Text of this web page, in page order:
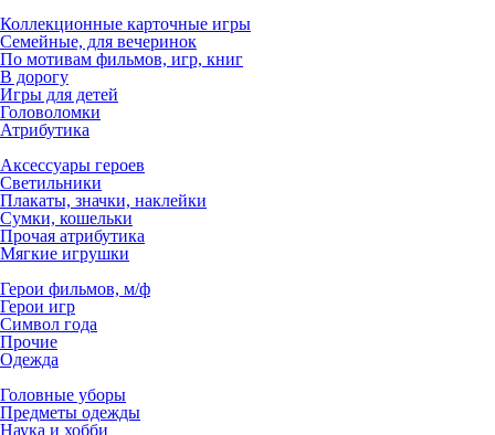
Коллекционные карточные игры
Семейные, для вечеринок
По мотивам фильмов, игр, книг
В дорогу
Игры для детей
Головоломки
Атрибутика
Аксессуары героев
Светильники
Плакаты, значки, наклейки
Сумки, кошельки
Прочая атрибутика
Мягкие игрушки
Герои фильмов, м/ф
Герои игр
Символ года
Прочие
Одежда
Головные уборы
Предметы одежды
Наука и хобби